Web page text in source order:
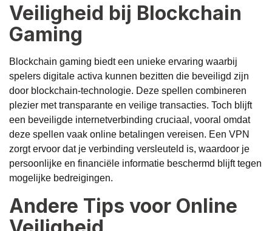
Veiligheid bij Blockchain
Gaming
Blockchain gaming biedt een unieke ervaring waarbij
spelers digitale activa kunnen bezitten die beveiligd zijn
door blockchain-technologie. Deze spellen combineren
plezier met transparante en veilige transacties. Toch blijft
een beveiligde internetverbinding cruciaal, vooral omdat
deze spellen vaak online betalingen vereisen. Een VPN
zorgt ervoor dat je verbinding versleuteld is, waardoor je
persoonlijke en financiële informatie beschermd blijft tegen
mogelijke bedreigingen.
Andere Tips voor Online